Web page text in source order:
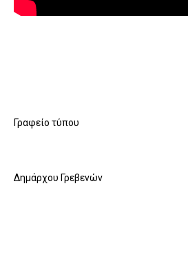
Γραφείο τύπου
Δημάρχου Γρεβενών